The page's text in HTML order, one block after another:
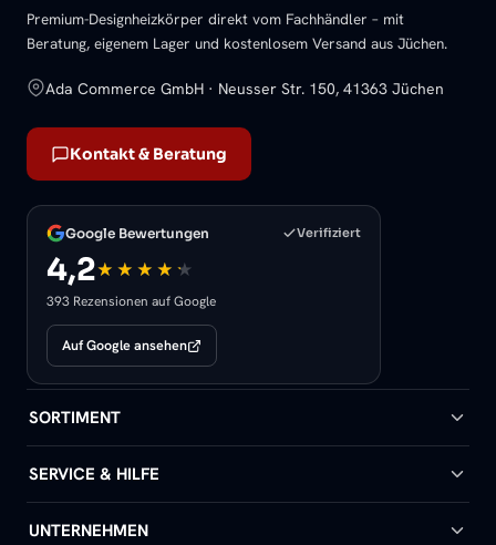
Premium-Designheizkörper direkt vom Fachhändler – mit
Beratung, eigenem Lager und kostenlosem Versand aus Jüchen.
Ada Commerce GmbH · Neusser Str. 150, 41363 Jüchen
Kontakt & Beratung
Google Bewertungen Verifiziert
4,2
393 Rezensionen auf Google
Auf Google ansehen
SORTIMENT
Badheizkörper
Handtuchheizkörper
SERVICE & HILFE
Hilfe & Kontakt
UNTERNEHMEN